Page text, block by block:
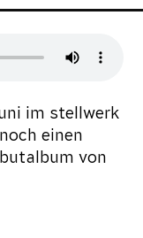
im stellwerk
einen
von